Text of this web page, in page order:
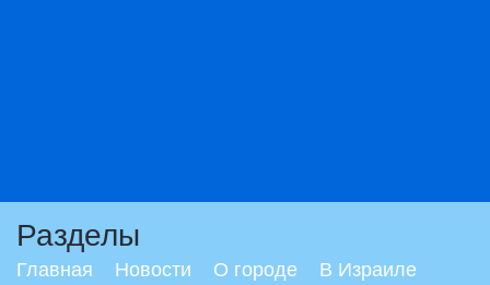
Разделы
Главная Новости О городе
В Израиле